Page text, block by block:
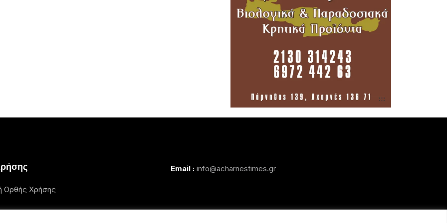
Ορθής Χρήσης
Email : info@acharnestimes.gr